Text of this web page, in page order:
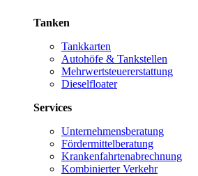
Tanken
Tankkarten
Autohöfe & Tankstellen
Mehrwertsteuererstattung
Dieselfloater
Services
Unternehmensberatung
Fördermittelberatung
Krankenfahrtenabrechnung
Kombinierter Verkehr